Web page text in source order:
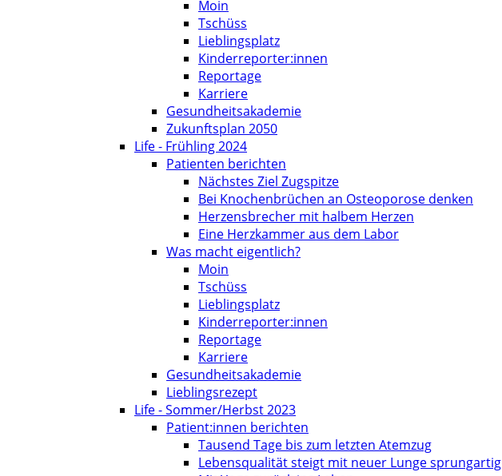
Moin
Tschüss
Lieblingsplatz
Kinderreporter:innen
Reportage
Karriere
Gesundheitsakademie
Zukunftsplan 2050
Life - Frühling 2024
Patienten berichten
Nächstes Ziel Zugspitze
Bei Knochenbrüchen an Osteoporose denken
Herzensbrecher mit halbem Herzen
Eine Herzkammer aus dem Labor
Was macht eigentlich?
Moin
Tschüss
Lieblingsplatz
Kinderreporter:innen
Reportage
Karriere
Gesundheitsakademie
Lieblingsrezept
Life - Sommer/Herbst 2023
Patient:innen berichten
Tausend Tage bis zum letzten Atemzug
Lebensqualität steigt mit neuer Lunge sprungartig